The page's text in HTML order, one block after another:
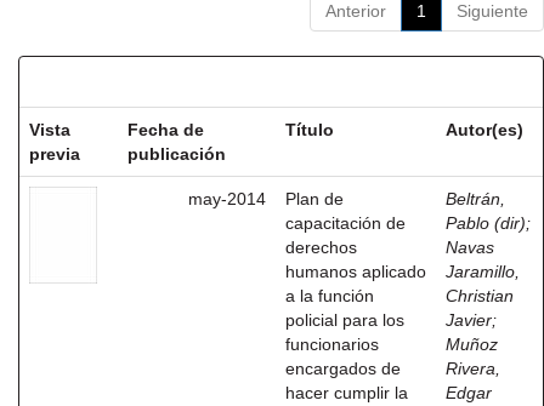
Anterior 1 Siguiente
Vista
previa
Fecha de
publicación
Título Autor(es)
may-2014
Plan de
capacitación de
derechos
humanos aplicado
a la función
policial para los
funcionarios
encargados de
hacer cumplir la
Beltrán,
Pablo (dir);
Navas
Jaramillo,
Christian
Javier;
Muñoz
Rivera,
Edgar